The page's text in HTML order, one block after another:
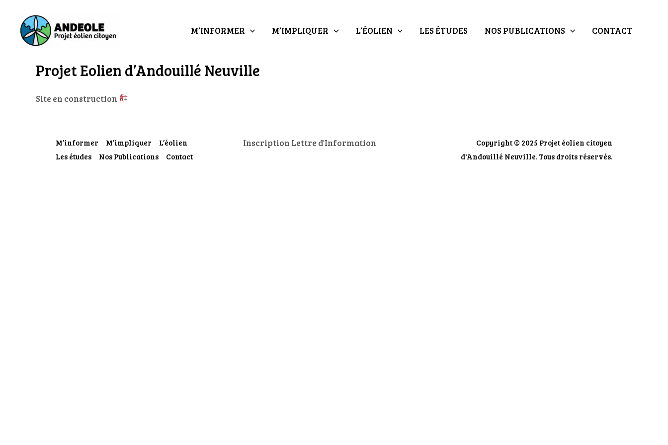
content
M’INFORMER M’IMPLIQUER L’ÉOLIEN LES ÉTUDES NOS PUBLICATIONS CONTACT
Projet Eolien d’Andouillé Neuville
Site en construction
M’informer M’impliquer
L’éolien
Les études
Nos Publications Contact
Inscription Lettre d'Information
Copyright © 2025 Projet éolien citoyen
d'Andouillé Neuville. Tous droits réservés.